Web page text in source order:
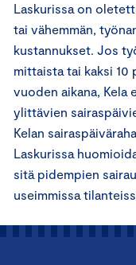
Laskurissa on
tai vähemmän,
kustannukset. Jos
mittaista tai kaksi 10
vuoden aikana, Kela
ylittävien
Kelan
Laskurissa
sitä pidempien
useimmissa